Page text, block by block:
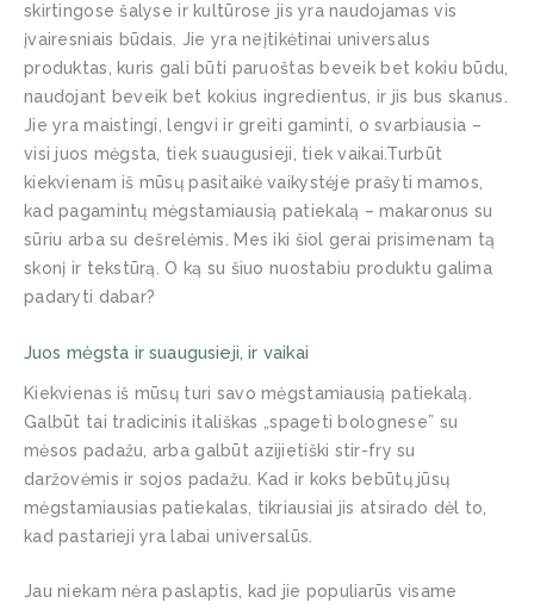
skirtingose šalyse ir kultūrose jis yra naudojamas vis
įvairesniais būdais. Jie yra neįtikėtinai universalus
produktas, kuris gali būti paruoštas beveik bet kokiu būdu,
naudojant beveik bet kokius ingredientus, ir jis bus skanus.
Jie yra maistingi, lengvi ir greiti gaminti, o svarbiausia –
visi juos mėgsta, tiek suaugusieji, tiek vaikai.Turbūt
kiekvienam iš mūsų pasitaikė vaikystėje prašyti mamos,
kad pagamintų mėgstamiausią patiekalą – makaronus su
sūriu arba su dešrelėmis. Mes iki šiol gerai prisimenam tą
skonį ir tekstūrą. O ką su šiuo nuostabiu produktu galima
padaryti dabar?
Juos mėgsta ir suaugusieji, ir vaikai
Kiekvienas iš mūsų turi savo mėgstamiausią patiekalą.
Galbūt tai tradicinis itališkas „spageti bolognese” su
mėsos padažu, arba galbūt azijietiški stir-fry su
daržovėmis ir sojos padažu. Kad ir koks bebūtų jūsų
mėgstamiausias patiekalas, tikriausiai jis atsirado dėl to,
kad pastarieji yra labai universalūs.
Jau niekam nėra paslaptis, kad jie populiarūs visame